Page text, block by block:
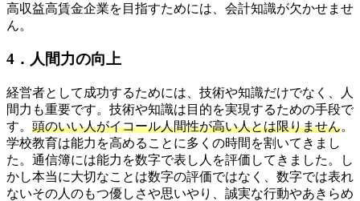
高収益高賃金企業を目指すためには、会計知識が欠かせませ
ん。
4．人間力の向上
経営者として成功するためには、技術や知識だけでなく、人
間力も重要です。技術や知識は目的を実現するための手段で
す。 頭のいい人がイコール人間性が高い人とは限りません。
学校教育は能力を高めることに多くの時間を割いてきまし
た。通信簿には能力を数字で表し人を評価してきました。し
かし本当に大切なことは数字の評価ではなく、数字では表れ
ないその人のもつ優しさや思いやり、誠実な行動やあきらめ